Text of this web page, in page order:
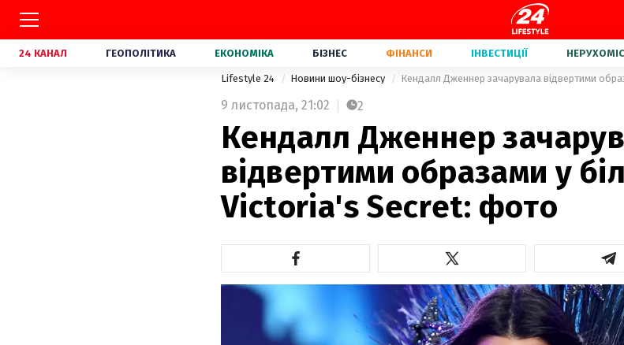
24 КАНАЛ ГЕОПОЛІТИКА ЕКОНОМІКА БІЗНЕС ФІНАНСИ ІНВЕСТИЦІЇ
Lifestyle 24 Новини шоу-бізнесу Кендалл Дженнер зачарувала відвертими
9 листопада, 21:02 2
Кендалл Дженнер
відвертими образами у
Victoria's Secret: фото